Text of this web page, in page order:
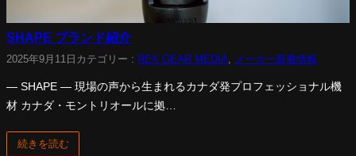
SHAPE ブランド紹介
2025年9月11日 カテゴリー : REX GEAR MEDIA, メーカー新着情報
— SHAPE ― 現場の声から生まれるカナダ発プロフェッショナル機
材 カナダ・モントリオールに拠…
続きを読む